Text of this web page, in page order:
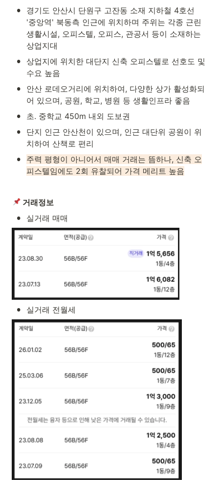
•
경기도 안산시 단원구 고잔동 소재 지하철 4호선
'중앙역' 북동측 인근에 위치하며 주위는 각종 근린
생활시설, 오피스텔, 오피스, 관공서 등이 소재하는
상업지대
•
상업지에 위치한 대단지 신축 오피스텔로 선호도 및
수요 높음
•
안산 로데오거리에 위치하여, 다양한 상가 활성화되
어 있으며, 공원, 학교, 병원 등 생활인프라 좋음
• 초. 중학교 450m 내외 도보권
•
단지 인근 안산천이 있으며, 인근 대단위 공원이 위
치하여 산책로 편리
•
주력 평형이 아니어서 매매 거래는 뜸하나, 신축 오
피스텔임에도 2회 유찰되어 가격 메리트 높음
거래정보
• 실거래 매매
• 실거래 전월세